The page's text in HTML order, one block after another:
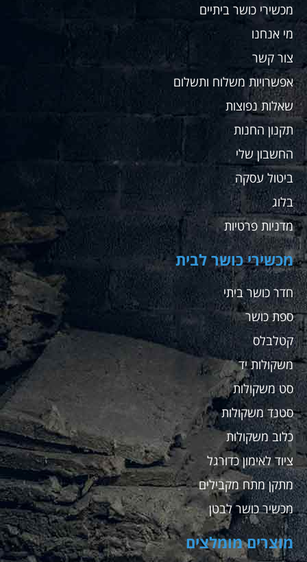
ספק
שאחזור
לקנות
שם
מתאמנים
שלי
ממליץ
בחום
מכשירי כושר ביתיים
מי אנחנו
צור קשר
אפשרויות משלוח ותשלום
שאלות נפוצות
תקנון החנות
החשבון שלי
ביטול עסקה
בלוג
מדניות פרטיות
מכשירי כושר לבית
חדר כושר ביתי
ספת כושר
קטלבלס
משקולות יד
סט משקולות
סטנד משקולות
כלוב משקולות
ציוד לאימון כדורגל
מתקן מתח מקבילים
מכשיר כושר לבטן
מוצרים מומלצים